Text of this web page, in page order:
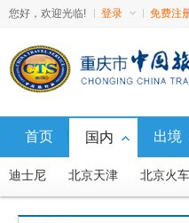
您好，欢迎光临! 登录 免费注
首页 国内
迪士尼 北京天津 北京火车
广西 西藏 西北新疆
出境